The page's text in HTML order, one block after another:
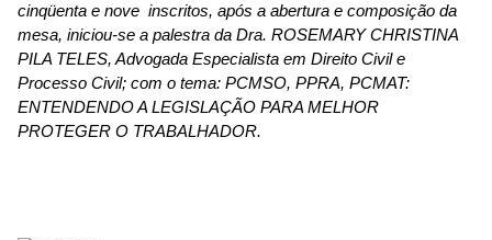
cinqüenta e nove inscritos, após a abertura e composição da
mesa, iniciou-se a palestra da Dra. ROSEMARY CHRISTINA
PILA TELES, Advogada Especialista em Direito Civil e
Processo Civil; com o tema: PCMSO, PPRA, PCMAT:
ENTENDENDO A LEGISLAÇÃO PARA MELHOR
PROTEGER O TRABALHADOR.